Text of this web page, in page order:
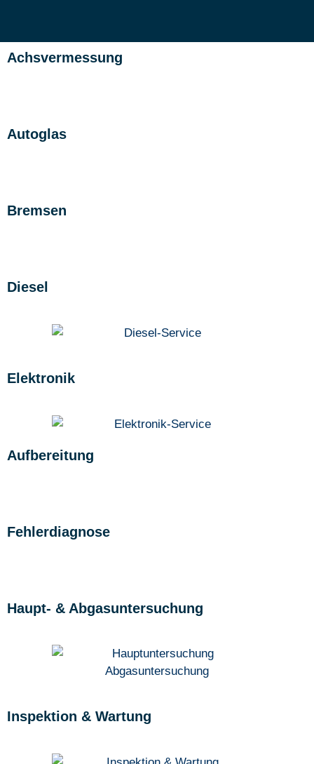
Achsvermessung
Autoglas
Bremsen
Diesel
Elektronik
Aufbereitung
Fehlerdiagnose
Haupt- & Abgasuntersuchung
Inspektion & Wartung